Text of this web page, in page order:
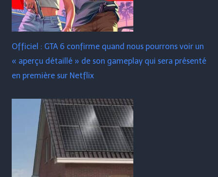
Officiel : GTA 6 confirme quand nous pourrons voir un
« aperçu détaillé » de son gameplay qui sera présenté
en première sur Netflix